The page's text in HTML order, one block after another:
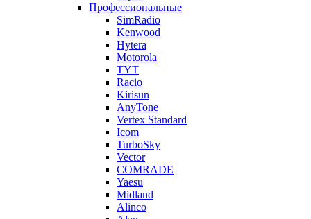
Профессиональные
SimRadio
Kenwood
Hytera
Motorola
TYT
Racio
Kirisun
AnyTone
Vertex Standard
Icom
TurboSky
Vector
COMRADE
Yaesu
Midland
Alinco